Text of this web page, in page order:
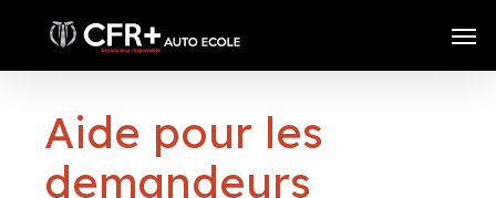
main
Aide pour les
demandeurs